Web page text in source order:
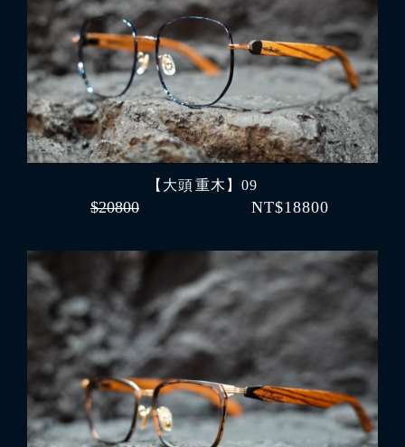
【大頭 重木】09
$20800 NT$18800